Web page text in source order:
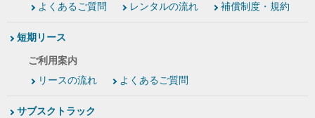
よくあるご質問
レンタルの流れ 補償制度・規約
短期リース
ご利用案内
リースの流れ
よくあるご質問
サブスクトラック